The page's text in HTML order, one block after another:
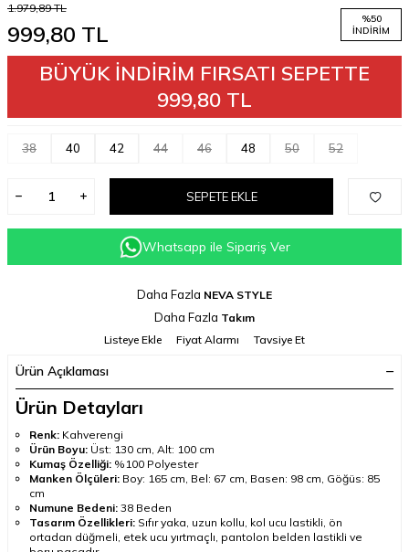
1.979,89TL
999,80 TL
%50
İNDIRIM
BÜYÜK İNDİRİM FIRSATI SEPETTE
999,80 TL
38 40 42 44 46 48 50 52
SEPETE EKLE
Whatsapp ile Sipariş Ver
Daha Fazla NEVA STYLE
Daha Fazla Takım
Listeye Ekle
Fiyat Alarmı Tavsiye Et
Ürün Açıklaması
Ürün Detayları
Renk: Kahverengi
Ürün Boyu: Üst: 130 cm, Alt: 100 cm
Kumaş Özelliği: %100 Polyester
Manken Ölçüleri: Boy: 165 cm, Bel: 67 cm, Basen: 98 cm, Göğüs: 85
cm
Numune Bedeni: 38 Beden
Tasarım Özellikleri: Sıfır yaka, uzun kollu, kol ucu lastikli, ön
ortadan düğmeli, etek ucu yırtmaçlı, pantolon belden lastikli ve